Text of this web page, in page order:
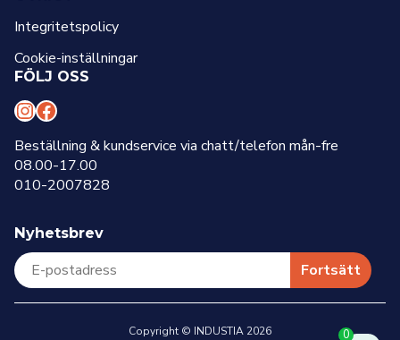
Integritetspolicy
Cookie-inställningar
FÖLJ OSS
I
n
s
t
a
g
r
a
F
a
c
e
b
o
o
k
Beställning & kundservice via chatt/telefon mån-fre
08.00-17.00
010-2007828
Nyhetsbrev
Fortsätt
Copyright © INDUSTIA 2026 0